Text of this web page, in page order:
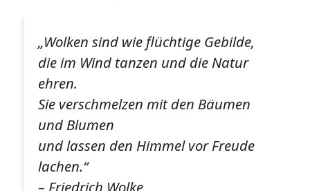
„Wolken sind wie flüchtige Gebilde,
die im Wind tanzen und die Natur
ehren.
Sie verschmelzen mit den Bäumen
und Blumen
und lassen den Himmel vor Freude
lachen.“
– Friedrich Wolke